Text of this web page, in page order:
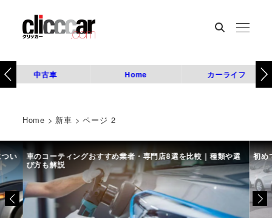
中古車 Home カーライフ
Home > 新車 >ページ 2
い 車のコーティングおすすめ業者・専門店8選を比較｜種類や選
び方も解説
初め